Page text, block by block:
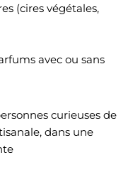
(cires végétales,
avec ou sans
curieuses de
dans une